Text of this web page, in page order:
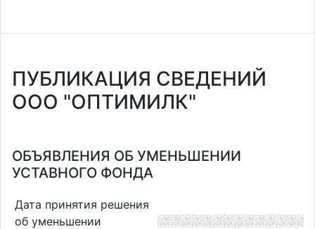
ПУБЛИКАЦИЯ СВЕДЕНИЙ
ООО "ОПТИМИЛК"
ОБЪЯВЛЕНИЯ ОБ УМЕНЬШЕНИИ
УСТАВНОГО ФОНДА
Дата принятия решения
об уменьшении